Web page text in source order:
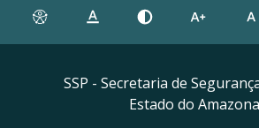
SSP - Secretaria de
Estado do